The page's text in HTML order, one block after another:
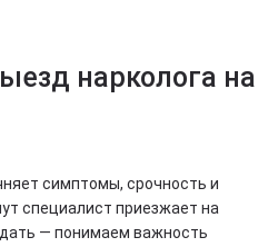
нарколога на
симптомы, срочность и
специалист приезжает на
— понимаем важность